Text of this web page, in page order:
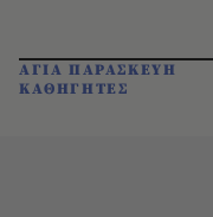
ΑΓΙΑ ΠΑΡΑΣΚΕΥΗ
ΚΑΘΗΓΗΤΕΣ